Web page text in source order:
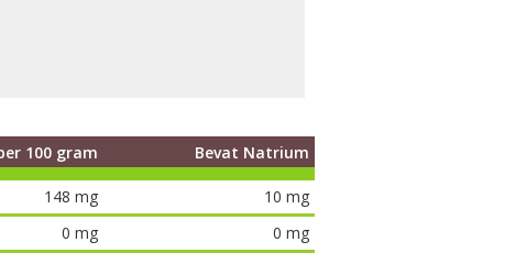
100 gram Bevat Natrium
148 mg
10 mg
0 mg
0 mg